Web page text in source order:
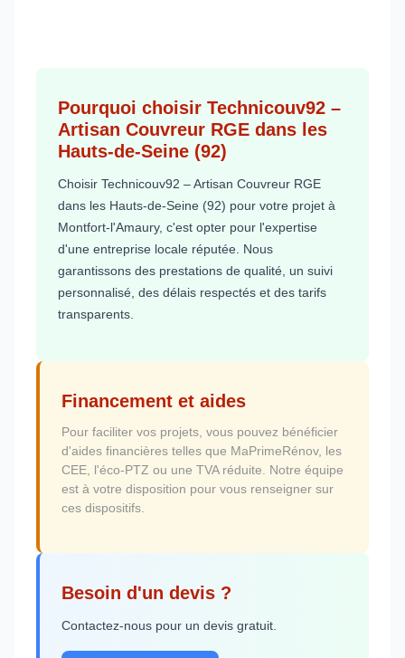
Pourquoi choisir Technicouv92 –
Artisan Couvreur RGE dans les
Hauts-de-Seine (92)
Choisir Technicouv92 – Artisan Couvreur RGE
dans les Hauts-de-Seine (92) pour votre projet à
Montfort-l'Amaury, c'est opter pour l'expertise
d'une entreprise locale réputée. Nous
garantissons des prestations de qualité, un suivi
personnalisé, des délais respectés et des tarifs
transparents.
Financement et aides
Pour faciliter vos projets, vous pouvez bénéficier
d'aides financières telles que MaPrimeRénov, les
CEE, l'éco-PTZ ou une TVA réduite. Notre équipe
est à votre disposition pour vous renseigner sur
ces dispositifs.
Besoin d'un devis ?
Contactez-nous pour un devis gratuit.